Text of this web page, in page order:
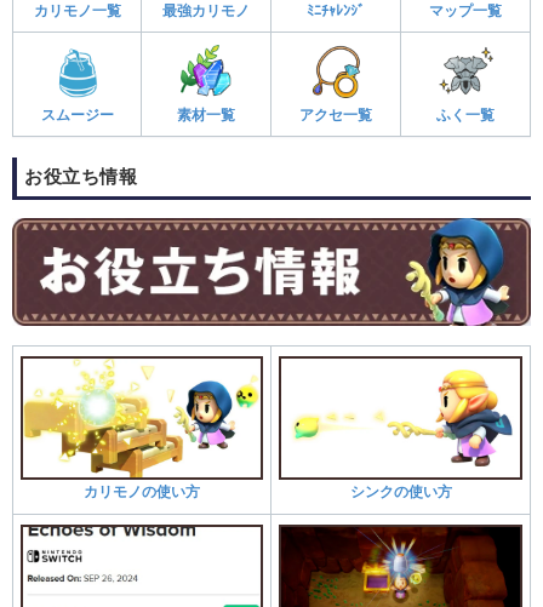
カリモノ一覧 最強カリモノ ﾐﾆﾁｬﾚﾝｼﾞ マップ一覧
スムージー 素材一覧 アクセ一覧 ふく一覧
お役立ち情報
カリモノの使い方 シンクの使い方